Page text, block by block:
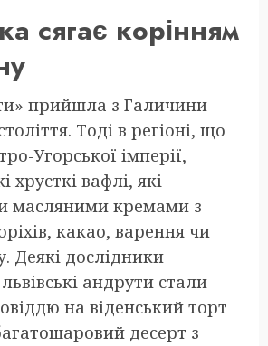
сягає корінням
прийшла з Галичини
Тоді в регіоні, що
Угорської імперії,
хрусткі вафлі, які
масляними кремами з
какао, варення чи
Деякі дослідники
андрути стали
на віденський торт
десерт з